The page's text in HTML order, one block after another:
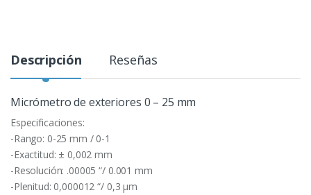
Descripción Reseñas
Micrómetro de exteriores 0 – 25 mm
Especificaciones:
-Rango: 0-25 mm / 0-1
-Exactitud: ± 0,002 mm
-Resolución: .00005 “/ 0.001 mm
-Plenitud: 0,000012 “/ 0,3 µm